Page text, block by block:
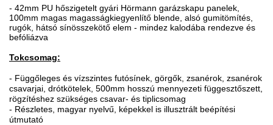
- 42mm PU hőszigetelt gyári Hörmann garázskapu panelek,
100mm magas magasságkiegyenlítő blende, alsó gumitömítés,
rugók, hátsó sínösszekötő elem - mindez kalodába rendezve és
befóliázva
Tokcsomag:
- Függőleges és vízszintes futósínek, görgők, zsanérok, zsanérok
csavarjai, drótkötelek, 500mm hosszú mennyezeti függesztőszett,
rögzítéshez szükséges csavar- és tiplicsomag
- Részletes, magyar nyelvű, képekkel is illusztrált beépítési
útmutató